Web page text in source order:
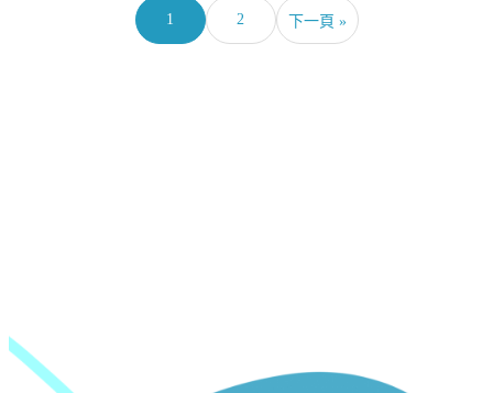
1 2 下一頁 »